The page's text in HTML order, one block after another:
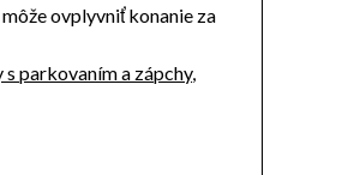
môže ovplyvniť konanie za
parkovaním a zápchy,